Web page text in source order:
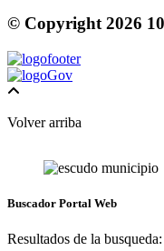
© Copyright2026
Volver arriba
Buscador Portal Web
Resultados de la busqueda: